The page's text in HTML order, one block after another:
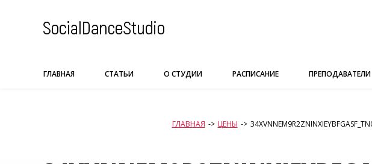
ГЛАВНАЯ СТАТЬИ О СТУДИИ РАСПИСАНИЕ ПРЕПОДАВАТЕЛИ
ГЛАВНАЯ -> ЦЕНЫ ->